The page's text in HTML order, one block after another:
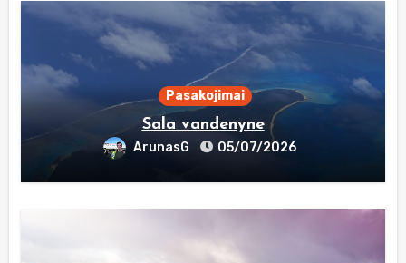
Pasakojimai
Sala vandenyne
ArunasG 05/07/2026